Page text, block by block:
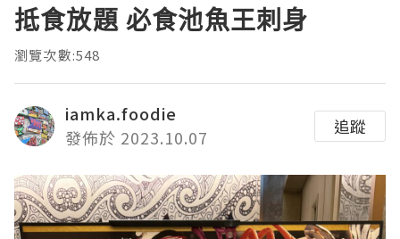
抵食放題 必食池魚王刺身
瀏覽次數:548
iamka.foodie
發佈於 2023.10.07
追蹤